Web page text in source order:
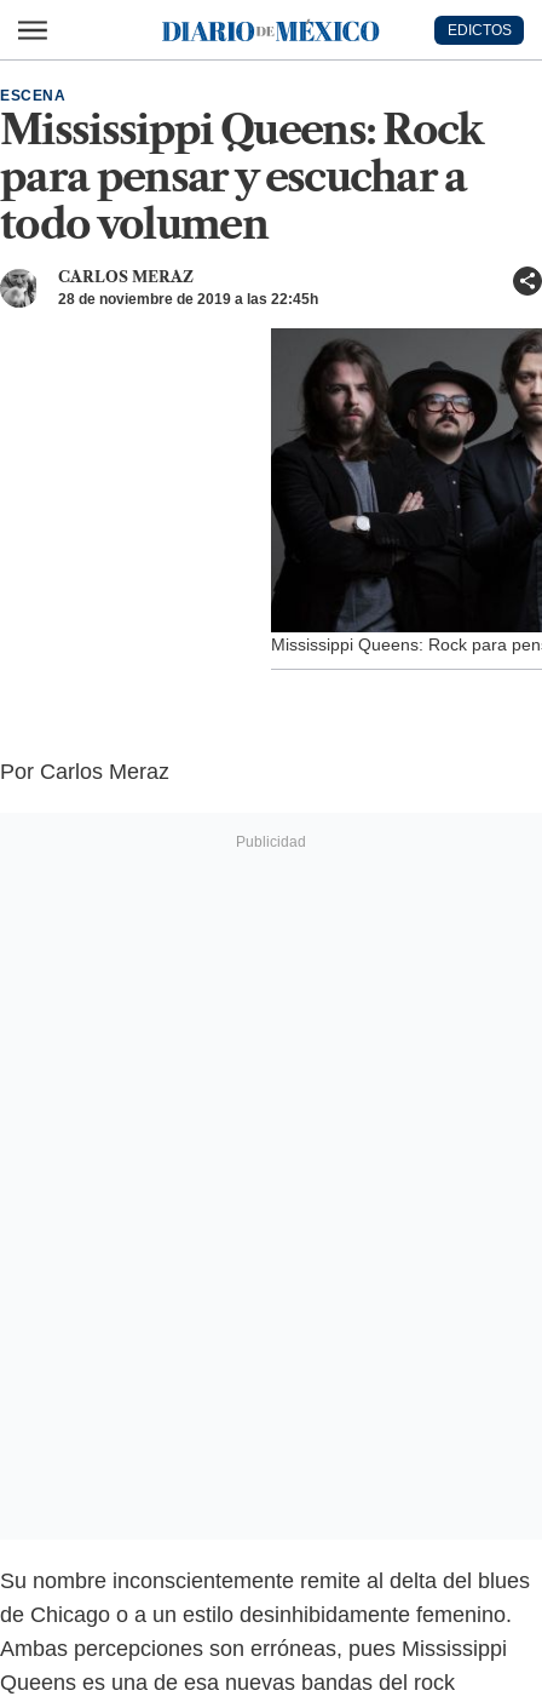
Diario de México
EDICTOS
Mississippi Queens: Rock
para pensar y escuchar a
todo volumen
ESCENA
CARLOS MERAZ
28 de noviembre de 2019 a las 22:45h
Mississippi Queens: Rock para
Por Carlos Meraz
Su nombre inconscientemente remite al delta del blues
de Chicago o a un estilo desinhibidamente femenino.
Ambas percepciones son erróneas, pues Mississippi
Queens es una de esa nuevas bandas del rock